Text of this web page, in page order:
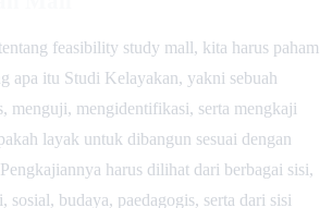
feasibility study mall, kita harus paham
apa itu Studi Kelayakan, yakni sebuah
menguji, mengidentifikasi, serta mengkaji
layak untuk dibangun sesuai dengan
harus dilihat dari berbagai sisi,
sosial, budaya, paedagogis, serta dari sisi